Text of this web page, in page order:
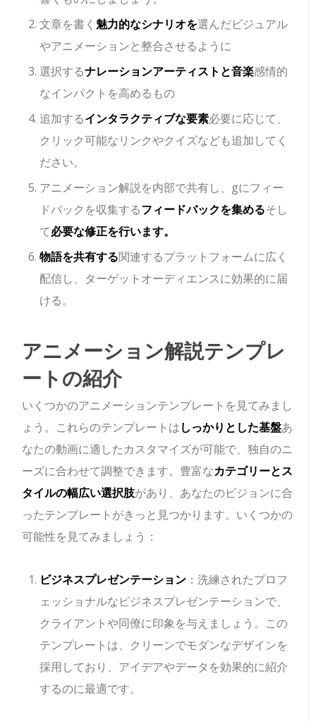
文章を書く 魅力的なシナリオを選んだビジュアル
やアニメーションと整合させるように
選択するナレーションアーティストと音楽感情的
なインパクトを高めるもの
追加するインタラクティブな要素必要に応じて、
クリック可能なリンクやクイズなども追加してく
ださい。
アニメーション解説を内部で共有し、gにフィー
ドバックを収集するフィードバックを集めるそし
て必要な修正を行います。
物語を共有する関連するプラットフォームに広く
配信し、ターゲットオーディエンスに効果的に届
ける。
アニメーション解説テンプレ
ートの紹介
いくつかのアニメーションテンプレートを見てみまし
ょう。これらのテンプレートはしっかりとした基盤あ
なたの動画に適したカスタマイズが可能で、独自のニ
ーズに合わせて調整できます。豊富なカテゴリーとス
タイルの幅広い選択肢があり、あなたのビジョンに合
ったテンプレートがきっと見つかります。いくつかの
可能性を見てみましょう：
ビジネスプレゼンテーション ：洗練されたプロフ
ェッショナルなビジネスプレゼンテーションで、
クライアントや同僚に印象を与えましょう。この
テンプレートは、クリーンでモダンなデザインを
採用しており、アイデアやデータを効果的に紹介
するのに最適です。